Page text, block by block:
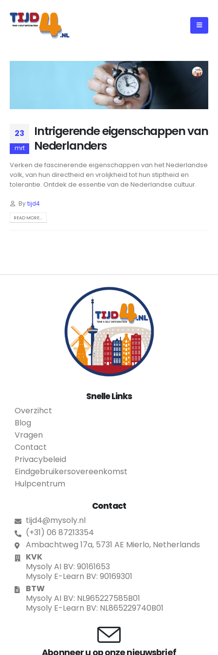
23
mrt
Intrigerende eigenschappen van
Nederlanders
Verken de fascinerende eigenschappen van het Nederlandse
volk, van hun directheid en vrolijkheid tot hun stiptheid en
tolerantie. Ontdek de essentie van de Nederlandse cultuur.
Bytijd4
READ MORE...
Snelle Links
Overzihct
Blog
Vragen
Contact
Privacybeleid
Eindgebruikersovereenkomst
Hulpcentrum
Contact
tijd4@mysoly.nl
(+31) 06 87213354
Ambachtweg 17a, 5731 AE Mierlo, Netherlands
KVK
Mysoly AI BV: 90161653
Mysoly E-Learn BV: 90169301
BTW
Mysoly AI BV: NL965227585B01
Mysoly E-Learn BV: NL865229740B01
Abonneer u op onze nieuwsbrief